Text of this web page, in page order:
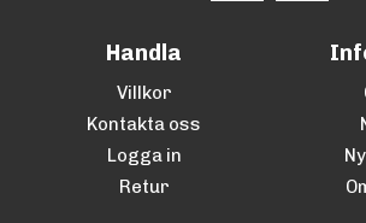
Handla
Villkor
Kontakta oss
Logga in
Retur